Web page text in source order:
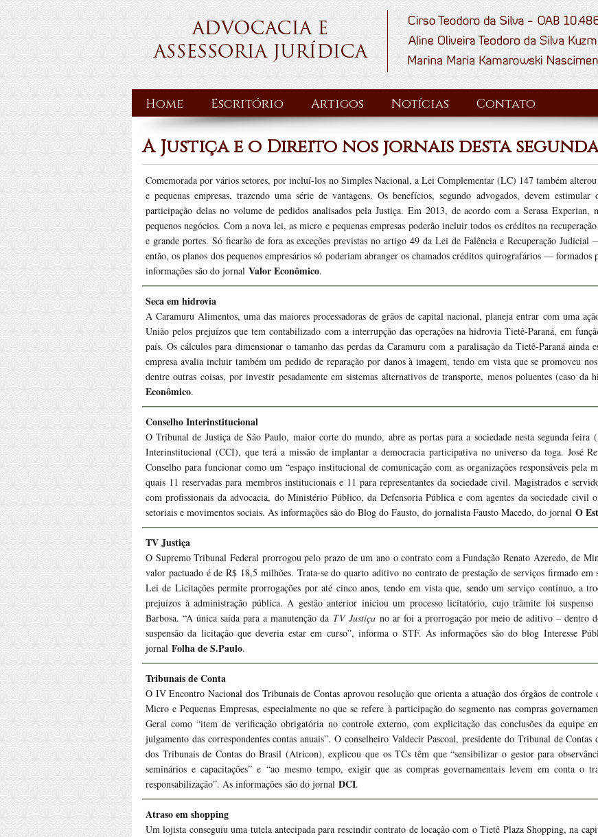
Home Escritório Artigos Notícias Contato
A Justiça e o Direito nos jornais desta
Comemorada por vários setores, por incluí-los no Simples Nacional, a Lei Complementar (LC) 147 também
e pequenas empresas, trazendo uma série de vantagens. Os benefícios, segundo advogados, devem
participação delas no volume de pedidos analisados pela Justiça. Em 2013, de acordo com a Serasa Experian,
pequenos negócios. Com a nova lei, as micro e pequenas empresas poderão incluir todos os créditos na
e grande portes. Só ficarão de fora as exceções previstas no artigo 49 da Lei de Falência e Recuperação
então, os planos dos pequenos empresários só poderiam abranger os chamados créditos quirografários —
informações são do jornal Valor Econômico.
Seca em hidrovia
A Caramuru Alimentos, uma das maiores processadoras de grãos de capital nacional, planeja entrar com uma
União pelos prejuízos que tem contabilizado com a interrupção das operações na hidrovia Tietê-Paraná, em
país. Os cálculos para dimensionar o tamanho das perdas da Caramuru com a paralisação da Tietê-Paraná ainda
empresa avalia incluir também um pedido de reparação por danos à imagem, tendo em vista que se promoveu
dentre outras coisas, por investir pesadamente em sistemas alternativos de transporte, menos poluentes (caso
Econômico.
Conselho Interinstitucional
O Tribunal de Justiça de São Paulo, maior corte do mundo, abre as portas para a sociedade nesta segunda
Interinstitucional (CCI), que terá a missão de implantar a democracia participativa no universo da toga. José
Conselho para funcionar como um “espaço institucional de comunicação com as organizações responsáveis pela
quais 11 reservadas para membros institucionais e 11 para representantes da sociedade civil. Magistrados e
com profissionais da advocacia, do Ministério Público, da Defensoria Pública e com agentes da sociedade civil
setoriais e movimentos sociais. As informações são do Blog do Fausto, do jornalista Fausto Macedo, do jornal O
TV Justiça
O Supremo Tribunal Federal prorrogou pelo prazo de um ano o contrato com a Fundação Renato Azeredo, de
valor pactuado é de R$ 18,5 milhões. Trata-se do quarto aditivo no contrato de prestação de serviços firmado
Lei de Licitações permite prorrogações por até cinco anos, tendo em vista que, sendo um serviço contínuo, a
prejuízos à administração pública. A gestão anterior iniciou um processo licitatório, cujo trâmite foi
Barbosa. “A única saída para a manutenção da TV Justiçano ar foi a prorrogação por meio de aditivo – dentro
suspensão da licitação que deveria estar em curso”, informa o STF. As informações são do blog Interesse
jornal Folha de S.Paulo.
Tribunais de Conta
O IV Encontro Nacional dos Tribunais de Contas aprovou resolução que orienta a atuação dos órgãos de
Micro e Pequenas Empresas, especialmente no que se refere à participação do segmento nas compras
Geral como “item de verificação obrigatória no controle externo, com explicitação das conclusões da equipe
julgamento das correspondentes contas anuais”. O conselheiro Valdecir Pascoal, presidente do Tribunal de
dos Tribunais de Contas do Brasil (Atricon), explicou que os TCs têm que “sensibilizar o gestor para
seminários e capacitações” e “ao mesmo tempo, exigir que as compras governamentais levem em conta o
responsabilização”. As informações são do jornal DCI.
Atraso em shopping
Um lojista conseguiu uma tutela antecipada para rescindir contrato de locação com o Tietê Plaza Shopping, na